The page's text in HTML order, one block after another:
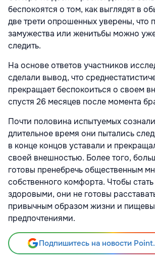
беспокоятся о том, как выглядят в
две трети опрошенных уверены, что
замужества или женитьбы можно
следить.
На основе ответов участников
сделали вывод, что
прекращает беспокоиться о своем
спустя 26 месяцев после момента
Почти половина испытуемых
длительное время они пытались
в конце концов уставали и
своей внешностью. Более того,
готовы пренебречь общественным
собственного комфорта. Чтобы
здоровыми, они не готовы
привычным образом жизни и
предпочтениями.
Подпишитесь на новости